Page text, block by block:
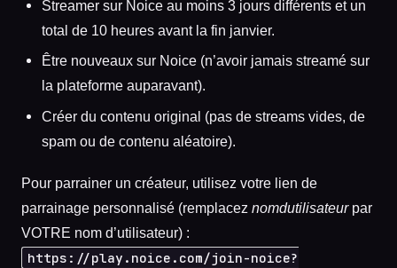
Streamer sur Noice au moins 3 jours différents et un
total de 10 heures avant la fin janvier.
Être nouveaux sur Noice (n’avoir jamais streamé sur
la plateforme auparavant).
Créer du contenu original (pas de streams vides, de
spam ou de contenu aléatoire).
Pour parrainer un créateur, utilisez votre lien de
parrainage personnalisé (remplacez nomdutilisateurpar
VOTRE nom d’utilisateur) :
https://play.noice.com/join-noice?